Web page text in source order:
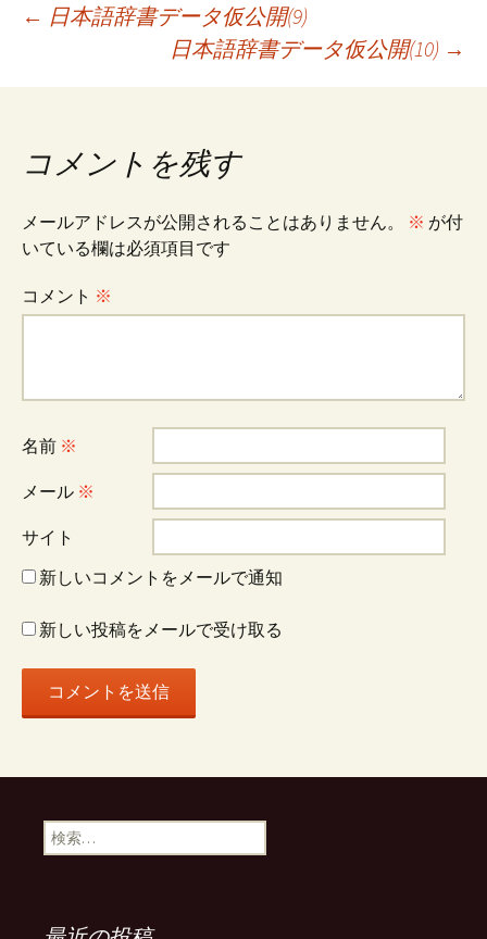
投
稿
ナ
ビ
ゲ
シ
ョ
ン
← 日本語辞書データ仮公開(9)
日本語辞書データ仮公開(10) →
コメントを残す
メールアドレスが公開されることはありません。 ※ が付
いている欄は必須項目です
コメント ※
名前 ※
メール ※
サイト
新しいコメントをメールで通知
新しい投稿をメールで受け取る
検
索: